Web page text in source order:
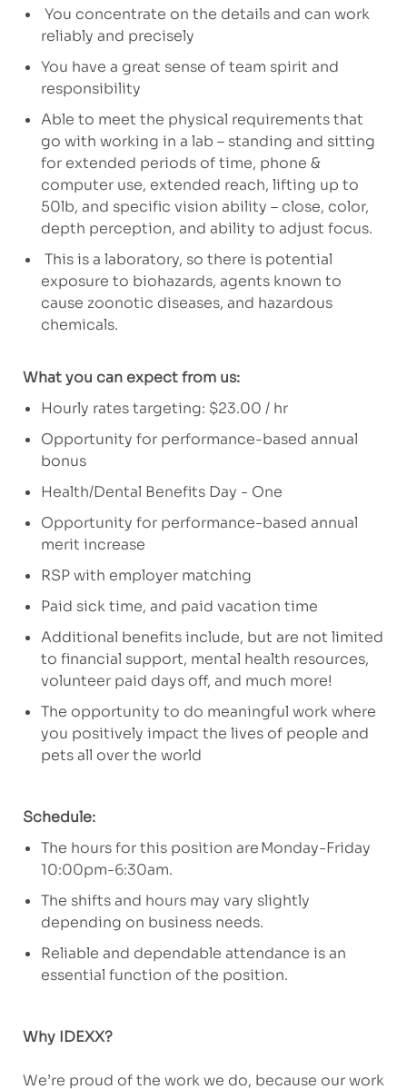
You concentrate on the details and can work
reliably and precisely
You have a great sense of team spirit and
responsibility
Able to meet the physical requirements that
go with working in a lab – standing and sitting
for extended periods of time, phone &
computer use, extended reach, lifting up to
50lb, and specific vision ability – close, color,
depth perception, and ability to adjust focus.
This is a laboratory, so there is potential
exposure to biohazards, agents known to
cause zoonotic diseases, and hazardous
chemicals.
What you can expect from us:
Hourly rates targeting: $23.00 / hr
Opportunity for performance-based annual
bonus
Health/Dental Benefits Day - One
Opportunity for performance-based annual
merit increase
RSP with employer matching
Paid sick time, and paid vacation time
Additional benefits include, but are not limited
to financial support, mental health resources,
volunteer paid days off, and much more!
The opportunity to do meaningful work where
you positively impact the lives of people and
pets all over the world
Schedule:
The hours for this position are Monday-Friday
10:00pm-6:30am.
The shifts and hours may vary slightly
depending on business needs.
Reliable and dependable attendance is an
essential function of the position.
Why IDEXX?
We’re proud of the work we do, because our work